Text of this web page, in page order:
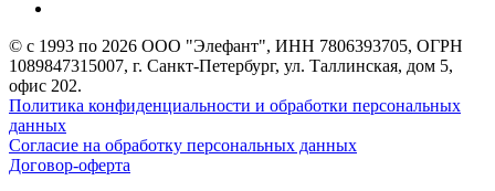
© с 1993 по 2026 ООО "Элефант", ИНН 7806393705, ОГРН
1089847315007, г. Санкт-Петербург, ул. Таллинская, дом 5,
офис 202.
Политика конфиденциальности и обработки персональных
данных
Согласие на обработку персональных данных
Договор-оферта